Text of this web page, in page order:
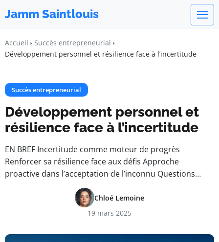
Jamm Saintlouis
Accueil
Succès entrepreneurial
Développement personnel et résilience face à l’incertitude
Succès entrepreneurial
Développement personnel et
résilience face à l’incertitude
EN BREF Incertitude comme moteur de progrès
Renforcer sa résilience face aux défis Approche
proactive dans l’acceptation de l’inconnu Questions…
Chloé Lemoine
19 mars 2025